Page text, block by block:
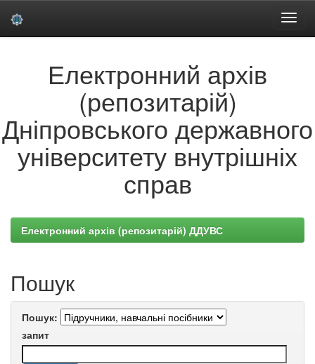
Електронний архів
(репозитарій)
Дніпровського державного
університету внутрішніх
справ
Електронний архів (репозитарій) ДДУВС
Пошук
Пошук:
запит